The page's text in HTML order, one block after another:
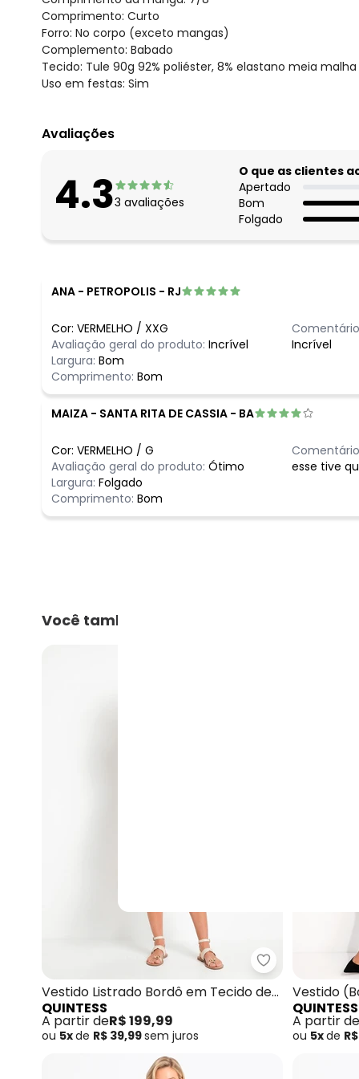
Comprimento: Curto
Forro: No corpo (exceto mangas)
Complemento: Babado
Tecido: Tule 90g 92% poliéster, 8% elastano meia malha
Uso em festas: Sim
Avaliações
4.33 avaliações
O que as clientes
Apertado
Bom
Folgado
ANA - PETROPOLIS - RJ
Cor: VERMELHO / XXG
Avaliação geral do produto: Incrível
Largura: Bom
Comprimento: Bom
Incrível
MAIZA - SANTA RITA DE CASSIA - BA
Cor: VERMELHO / G
Avaliação geral do produto: Ótimo
Largura: Folgado
Comprimento: Bom
esse tive
Você também pode gostar
Quintess -
Vestido Listrado Bordô em Tecido de
Alfaiataria
QUINTESS
A partir deR$ 199,99
ou 5xde R$ 39,99sem juros
Vestido
QUINTESS
A partir de
ou 5xde